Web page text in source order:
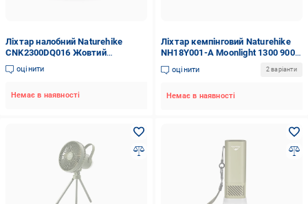
Ліхтар налобний Naturehike
CNK2300DQ016 Жовтий
(2130316119)
оцінити
Немає в наявності
Ліхтар кемпінговий Naturehike
NH18Y001-A Moonlight 1300 9000
mAh White (6927595735107)
оцінити 2 варіанти
Немає в наявності